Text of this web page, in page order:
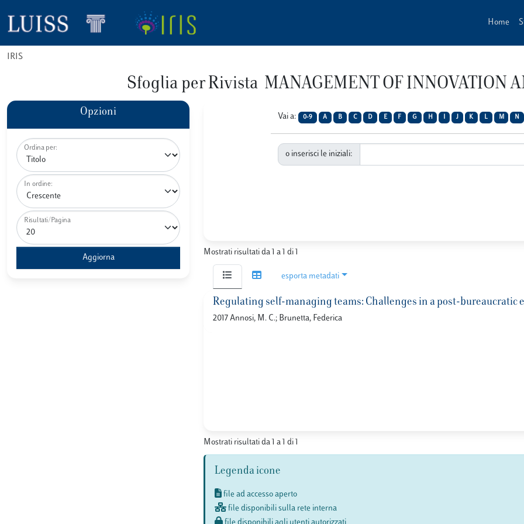
Home
IRIS
Sfoglia per Rivista MANAGEMENT OF INNOVATION
Opzioni
Ordina per:
In ordine:
Risultati/Pagina
Vai a: 0-9 A B C D E F G H J K L M N
o inserisci le iniziali:
Mostrati risultati da 1 a 1 di 1
esporta metadati
Regulating self-managing teams: Challenges in a post-bureaucratic
2017 Annosi, M. C.; Brunetta, Federica
Mostrati risultati da 1 a 1 di 1
Legenda icone
file ad accesso aperto
file disponibili sulla rete interna